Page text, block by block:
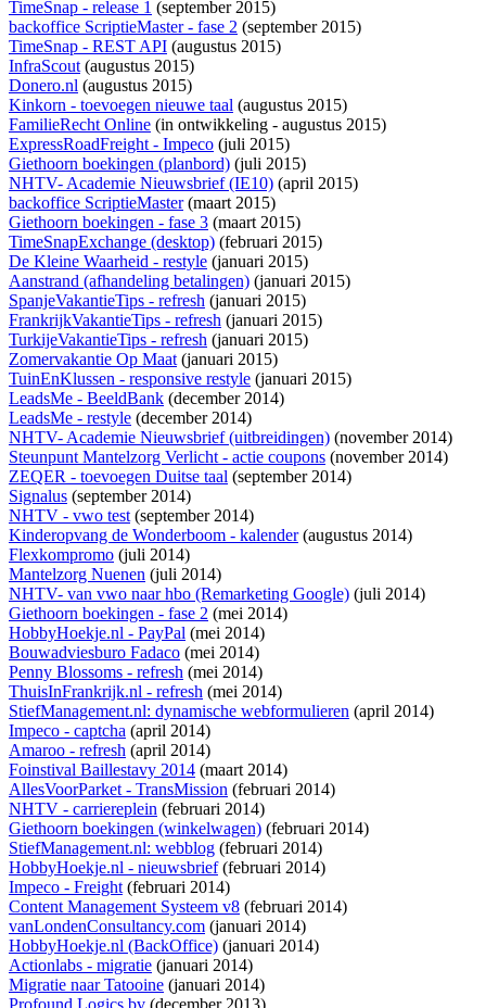
TimeSnap - release 1 (september 2015)
backoffice ScriptieMaster - fase 2 (september 2015)
TimeSnap - REST API (augustus 2015)
InfraScout(augustus 2015)
Donero.nl (augustus 2015)
Kinkorn - toevoegen nieuwe taal (augustus 2015)
FamilieRecht Online (in ontwikkeling - augustus 2015)
ExpressRoadFreight - Impeco (juli 2015)
Giethoorn boekingen (planbord) (juli 2015)
NHTV- Academie Nieuwsbrief (IE10) (april 2015)
backoffice ScriptieMaster(maart 2015)
Giethoorn boekingen - fase 3 (maart 2015)
TimeSnapExchange (desktop) (februari 2015)
De Kleine Waarheid - restyle (januari 2015)
Aanstrand (afhandeling betalingen) (januari 2015)
SpanjeVakantieTips - refresh (januari 2015)
FrankrijkVakantieTips - refresh (januari 2015)
TurkijeVakantieTips - refresh (januari 2015)
Zomervakantie Op Maat(januari 2015)
TuinEnKlussen - responsive restyle (januari 2015)
LeadsMe - BeeldBank (december 2014)
LeadsMe - restyle (december 2014)
NHTV- Academie Nieuwsbrief (uitbreidingen) (november 2014)
Steunpunt Mantelzorg Verlicht - actie coupons (november 2014)
ZEQER - toevoegen Duitse taal (september 2014)
Signalus (september 2014)
NHTV - vwo test(september 2014)
Kinderopvang de Wonderboom - kalender(augustus 2014)
Flexkompromo (juli 2014)
Mantelzorg Nuenen (juli 2014)
NHTV- van vwo naar hbo (Remarketing Google) (juli 2014)
Giethoorn boekingen - fase 2 (mei 2014)
HobbyHoekje.nl - PayPal (mei 2014)
Bouwadviesburo Fadaco (mei 2014)
Penny Blossoms - refresh (mei 2014)
ThuisInFrankrijk.nl - refresh (mei 2014)
StiefManagement.nl: dynamische webformulieren (april 2014)
Impeco - captcha (april 2014)
Amaroo - refresh (april 2014)
Foinstival Baillestavy 2014 (maart 2014)
AllesVoorParket - TransMission (februari 2014)
NHTV - carriereplein (februari 2014)
Giethoorn boekingen (winkelwagen) (februari 2014)
StiefManagement.nl: webblog (februari 2014)
HobbyHoekje.nl - nieuwsbrief(februari 2014)
Impeco - Freight(februari 2014)
Content Management Systeem v8 (februari 2014)
vanLondenConsultancy.com (januari 2014)
HobbyHoekje.nl (BackOffice) (januari 2014)
Actionlabs - migratie (januari 2014)
Migratie naar Tatooine (januari 2014)